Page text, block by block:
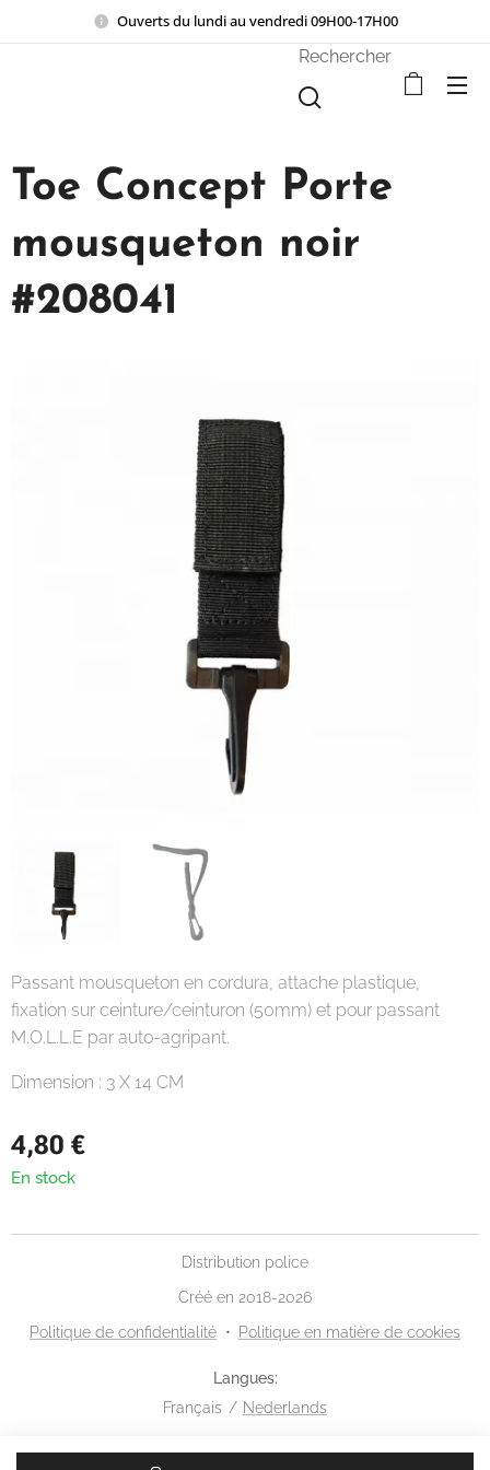
Ouverts du lundi au vendredi 09H00-17H00
Rechercher
Toe Concept Porte
mousqueton noir
#208041
Passant mousqueton en cordura, attache plastique,
fixation sur ceinture/ceinturon (50mm) et pour passant
M.O.L.L.E par auto-agripant.
Dimension : 3 X 14 CM
4,80 €
En stock
Distribution police
Créé en 2018-2026
Politique de confidentialité
Politique en matière de cookies
Langues
Français
Nederlands